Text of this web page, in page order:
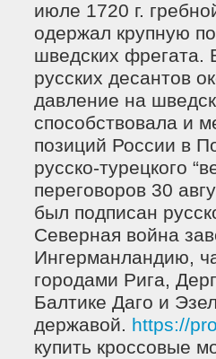
июле 1720 г.
одержал крупную
шведских фрегата.
русских десантов
давление на
способствовала и
позиций России в
русско-турецкого
переговоров 30
был подписан
Северная война
Ингерманландию,
городами Рига,
Балтике Даго и
державой. https://
купить кроссовые